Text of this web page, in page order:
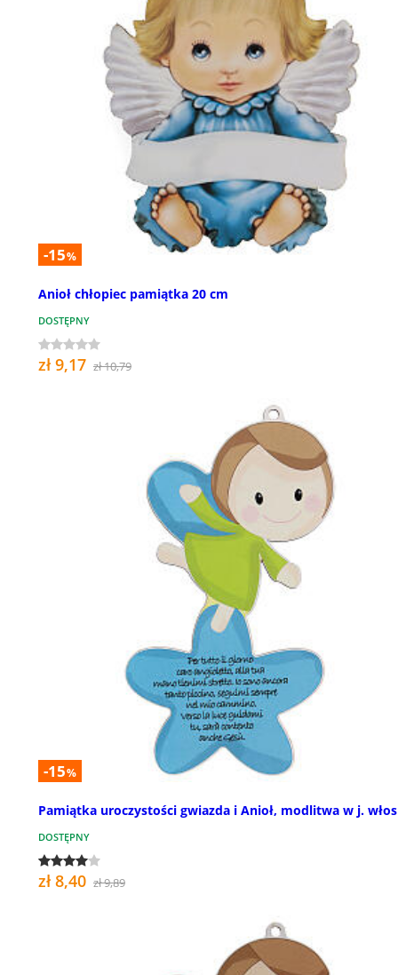
-15%
Anioł chłopiec pamiątka 20 cm
DOSTĘPNY
zł 9,17 zł 10,79
-15%
Pamiątka uroczystości gwiazda i Anioł, modlitwa w j.
DOSTĘPNY
zł 8,40 zł 9,89